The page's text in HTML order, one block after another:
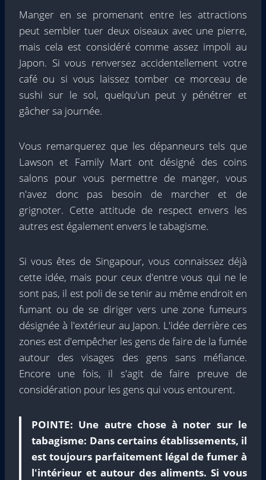
Manger en se promenant entre les attractions
peut sembler tuer deux oiseaux avec une pierre,
mais cela est considéré comme assez impoli au
Japon. Si vous renversez accidentellement votre
café ou si vous laissez tomber ce morceau de
sushi sur le sol, quelqu'un peut y pénétrer et
gâcher sa journée.
Vous remarquerez que les dépanneurs tels que
Lawson et Family Mart ont désigné des coins
salons pour vous permettre de manger, vous
n'avez donc pas besoin de marcher et de
grignoter. Cette attitude de respect envers les
autres est également envers le tabagisme.
Si vous êtes de Singapour, vous connaissez déjà
cette idée, mais pour ceux d'entre vous qui ne le
sont pas, il est poli de se tenir au même endroit en
fumant ou de se diriger vers une zone fumeurs
désignée à l'extérieur au Japon. L'idée derrière ces
zones est d'empêcher les gens de faire de la fumée
autour des visages des gens sans méfiance.
Encore une fois, il s'agit de faire preuve de
considération pour les gens qui vous entourent.
POINTE: Une autre chose à noter sur le
tabagisme: Dans certains établissements, il
est toujours parfaitement légal de fumer à
l'intérieur et autour des aliments. Si vous